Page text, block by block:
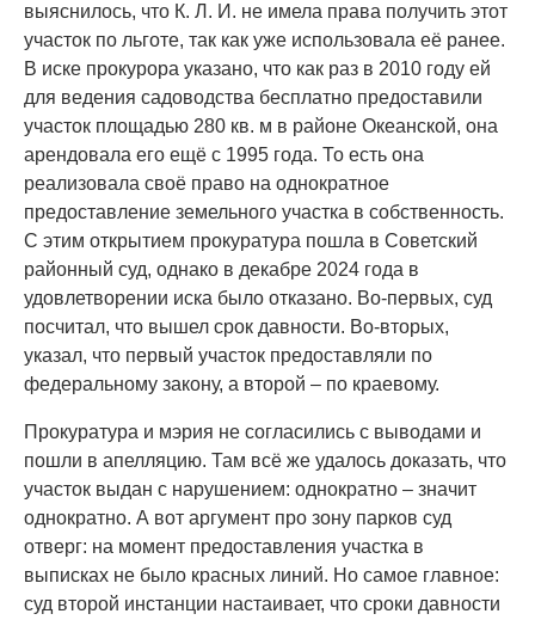
выяснилось, что К. Л. И. не имела права получить этот
участок по льготе, так как уже использовала её ранее.
В иске прокурора указано, что как раз в 2010 году ей
для ведения садоводства бесплатно предоставили
участок площадью 280 кв. м в районе Океанской, она
арендовала его ещё с 1995 года. То есть она
реализовала своё право на однократное
предоставление земельного участка в собственность.
С этим открытием прокуратура пошла в Советский
районный суд, однако в декабре 2024 года в
удовлетворении иска было отказано. Во-первых, суд
посчитал, что вышел срок давности. Во-вторых,
указал, что первый участок предоставляли по
федеральному закону, а второй – по краевому.
Прокуратура и мэрия не согласились с выводами и
пошли в апелляцию. Там всё же удалось доказать, что
участок выдан с нарушением: однократно – значит
однократно. А вот аргумент про зону парков суд
отверг: на момент предоставления участка в
выписках не было красных линий. Но самое главное:
суд второй инстанции настаивает, что сроки давности